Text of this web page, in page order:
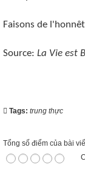
Faisons de
Source: La Vie est
Tags: trung thực
Tổng số điểm của bài